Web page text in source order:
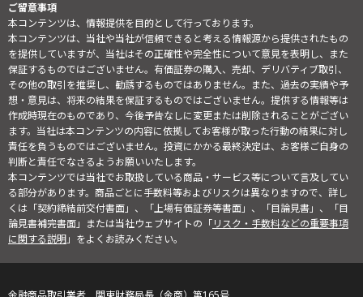
ご留意事項
本コンテンツは、情報提供を目的として行っております。
本コンテンツは、当社や当社が信頼できると考える情報源から提供されたもの
を提供していますが、当社はその正確性や完全性について意見を表明し、また
保証するものではございません。有価証券の購入、売却、デリバティブ取引、
その他の取引を推奨し、勧誘するものではありません。また、過去の実績や予
想・意見は、将来の結果を保証するものではございません。提供する情報等は
作成時現在のものであり、今後予告なしに変更または削除されることがござい
ます。当社は本コンテンツの内容に依拠してお客様が取った行動の結果に対し
責任を負うものではございません。投資にかかる最終決定は、お客様ご自身の
判断と責任でなさるようお願いいたします。
本コンテンツでは当社でお取扱している商品・サービス等について言及してい
る部分があります。商品ごとに手数料等およびリスクは異なりますので、詳し
くは「契約締結前交付書面」、「上場有価証券等書面」、「目論見書」、「目
論見書補完書面」または当社ウェブサイトの「リスク・手数料などの重要事項
に関する説明」をよくお読みください。